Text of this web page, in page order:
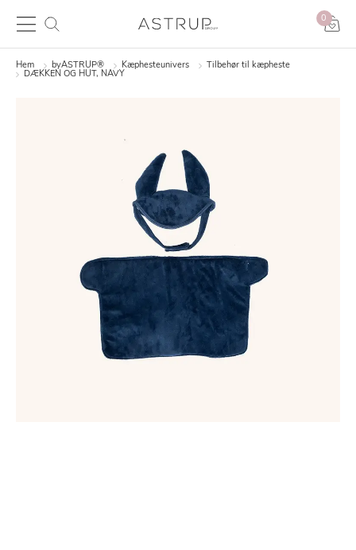
0
Hem byASTRUP® Kæphesteunivers
Tilbehør til kæpheste
DÆKKEN OG HUT, NAVY